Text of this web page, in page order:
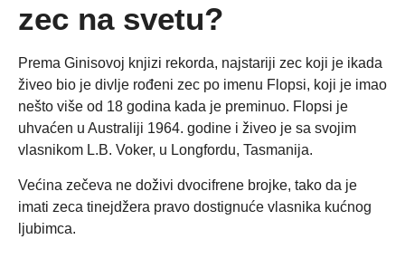
zec na svetu?
Prema Ginisovoj knjizi rekorda, najstariji zec koji je ikada
živeo bio je divlje rođeni zec po imenu Flopsi, koji je imao
nešto više od 18 godina kada je preminuo. Flopsi je
uhvaćen u Australiji 1964. godine i živeo je sa svojim
vlasnikom L.B. Voker, u Longfordu, Tasmanija.
Većina zečeva ne doživi dvocifrene brojke, tako da je
imati zeca tinejdžera pravo dostignuće vlasnika kućnog
ljubimca.